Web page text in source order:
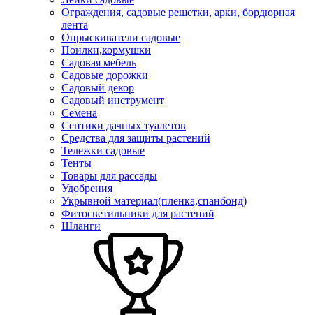
Ограждения, садовые решетки, арки, бордюрная
лента
Опрыскиватели садовые
Поилки,кормушки
Садовая мебель
Садовые дорожки
Садовый декор
Садовый инструмент
Семена
Септики дачных туалетов
Средства для защиты растений
Тележки садовые
Тенты
Товары для рассады
Удобрения
Укрывной материал(пленка,спанбонд)
Фитосветильники для растений
Шланги